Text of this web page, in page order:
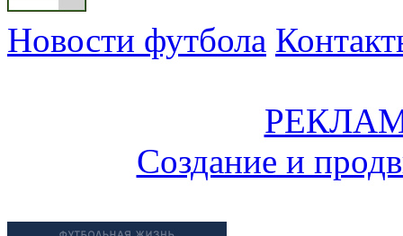
Новости футбола
Создание и